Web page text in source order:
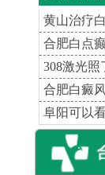
黄山治疗
合肥白点
308激光
合肥白癜
阜阳可以